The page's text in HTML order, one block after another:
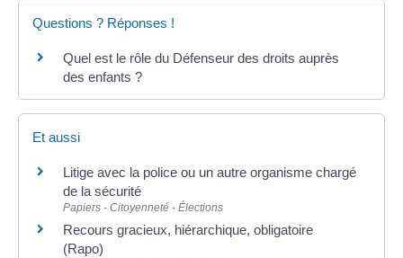
Questions ? Réponses !
Quel est le rôle du Défenseur des droits auprès
des enfants ?
Et aussi
Litige avec la police ou un autre organisme chargé
de la sécurité
Papiers - Citoyenneté - Élections
Recours gracieux, hiérarchique, obligatoire
(Rapo)